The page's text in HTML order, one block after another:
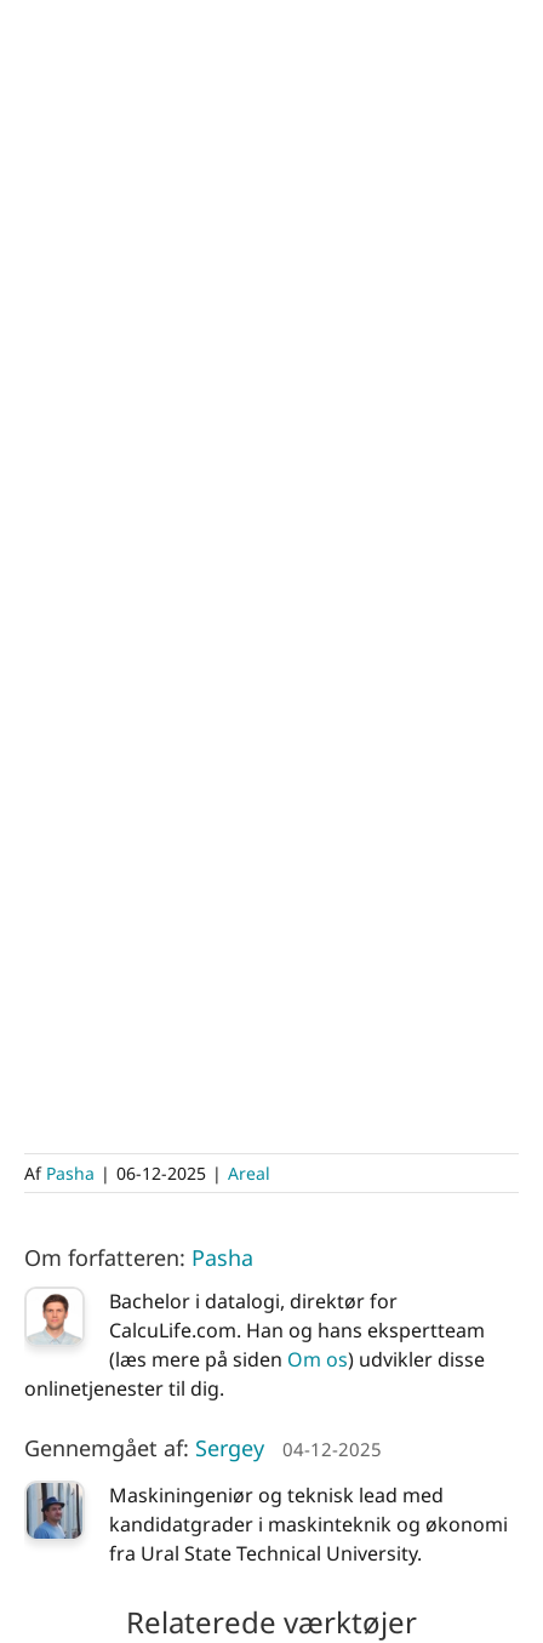
Af Pasha | 06-12-2025 | Areal
Om forfatteren: Pasha
Bachelor i datalogi, direktør for
CalcuLife.com. Han og hans ekspertteam
(læs mere på siden Om os) udvikler disse
onlinetjenester til dig.
Gennemgået af: Sergey 04-12-2025
Maskiningeniør og teknisk lead med
kandidatgrader i maskinteknik og økonomi
fra Ural State Technical University.
Relaterede værktøjer